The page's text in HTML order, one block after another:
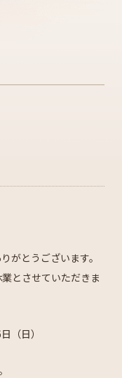
がとうございます。
とさせていただきま
（日）